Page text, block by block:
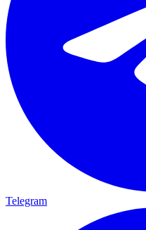
Telegram